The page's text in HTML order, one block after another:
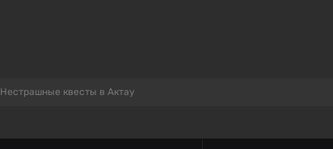
Нестрашные квесты в Актау